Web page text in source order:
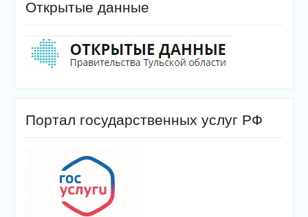
Открытые данные
Портал государственных услуг РФ